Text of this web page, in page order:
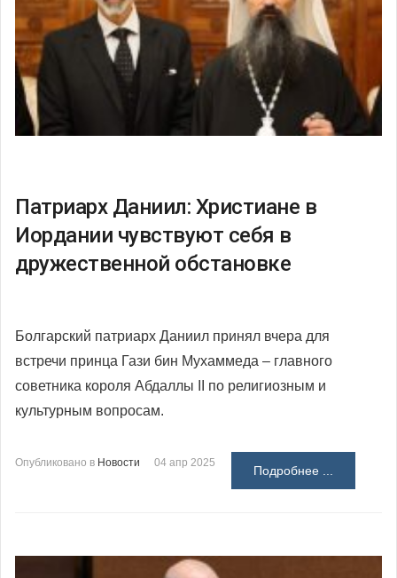
Патриарх Даниил: Христиане в
Иордании чувствуют себя в
дружественной обстановке
Болгарский патриарх Даниил принял вчера для
встречи принца Гази бин Мухаммеда – главного
советника короля Абдаллы II по религиозным и
культурным вопросам.
Опубликовано в Новости 04 апр 2025
Подробнее ...